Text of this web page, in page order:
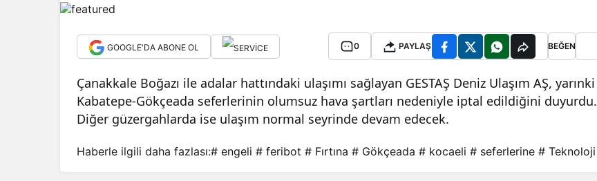
GOOGLE'DA ABONE OL 0 PAYLAŞ BEĞEN
Çanakkale Boğazı ile adalar hattındaki ulaşımı sağlayan GESTAŞ Deniz Ulaşım AŞ, yarınki
Kabatepe-Gökçeada seferlerinin olumsuz hava şartları nedeniyle iptal edildiğini duyurdu.
Diğer güzergahlarda ise ulaşım normal seyrinde devam edecek.
Haberle ilgili daha fazlası:# engeli # feribot # Fırtına # Gökçeada # kocaeli # seferlerine # Teknoloji